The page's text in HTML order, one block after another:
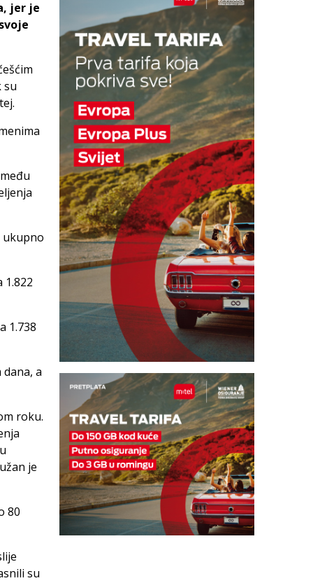
jer je
su
ukupno
1.738
a
roku.
je
80
su